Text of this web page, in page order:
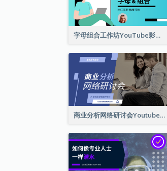
字母组合工作坊YouTube影片缩图
商业分析网络研讨会Youtube影片缩图